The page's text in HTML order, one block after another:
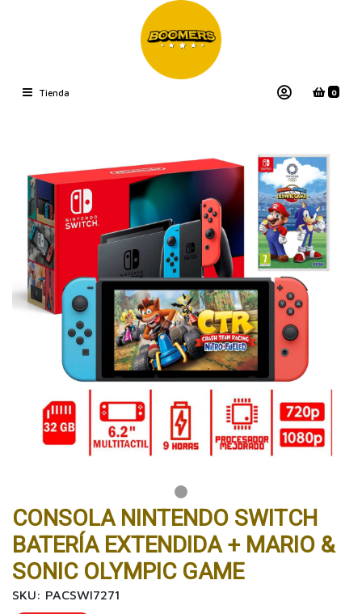
Tienda 0
CONSOLA NINTENDO SWITCH
BATERÍA EXTENDIDA + MARIO &
SONIC OLYMPIC GAME
SKU: PACSWI7271